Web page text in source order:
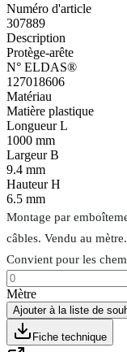
Numéro d'article
307889
Description
Protège-arête
N° ELDAS®
127018606
Matériau
Matière plastique
Longueur L
1000 mm
Largeur B
9.4 mm
Hauteur H
6.5 mm
Montage par
câbles. Vendu au
Convient pour les
Mètre
Ajouter à la liste de
Fiche technique